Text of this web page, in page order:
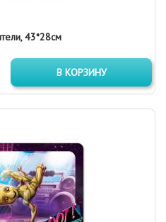
43*28см
В КОРЗИНУ